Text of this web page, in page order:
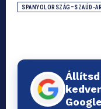
SPANYOLORSZÁG–SZAÚD-
Állítsd